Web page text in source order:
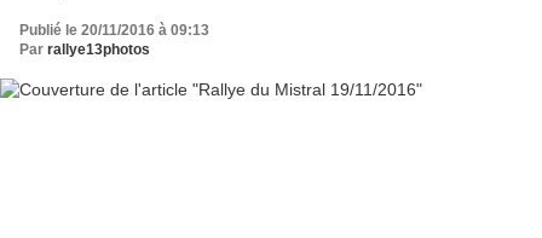
Publié le 20/11/2016 à 09:13
Par rallye13photos